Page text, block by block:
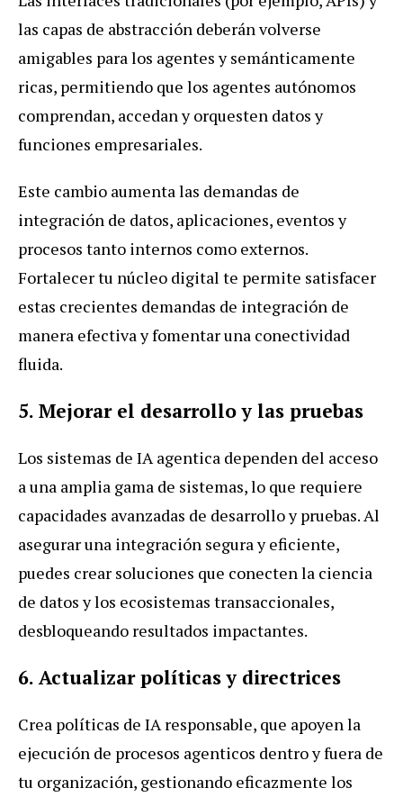
las capas de abstracción deberán volverse
amigables para los agentes y semánticamente
ricas, permitiendo que los agentes autónomos
comprendan, accedan y orquesten datos y
funciones empresariales.
Este cambio aumenta las demandas de
integración de datos, aplicaciones, eventos y
procesos tanto internos como externos.
Fortalecer tu núcleo digital te permite satisfacer
estas crecientes demandas de integración de
manera efectiva y fomentar una conectividad
fluida.
5. Mejorar el desarrollo y las pruebas
Los sistemas de IA agentica dependen del acceso
a una amplia gama de sistemas, lo que requiere
capacidades avanzadas de desarrollo y pruebas. Al
asegurar una integración segura y eficiente,
puedes crear soluciones que conecten la ciencia
de datos y los ecosistemas transaccionales,
desbloqueando resultados impactantes.
6. Actualizar políticas y directrices
Crea políticas de IA responsable, que apoyen la
ejecución de procesos agenticos dentro y fuera de
tu organización, gestionando eficazmente los